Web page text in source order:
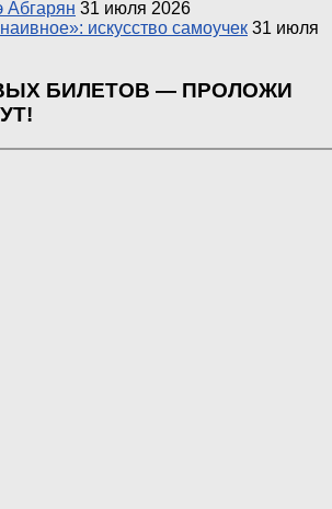
Абгарян 31 июля 2026
искусство самоучек 31 июля
БИЛЕТОВ — ПРОЛОЖИ